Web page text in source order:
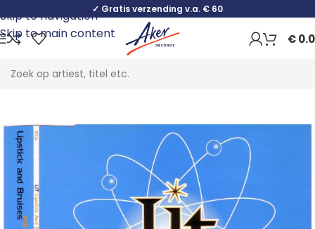
Skip to navigation
Skip to main content
✓ Gratis verzending v.a. € 60
€
Home Rock